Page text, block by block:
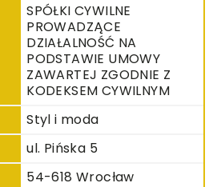
SPÓŁKI CYWILNE
PROWADZĄCE
DZIAŁALNOŚĆ NA
PODSTAWIE UMOWY
ZAWARTEJ ZGODNIE Z
KODEKSEM CYWILNYM
Styl i moda
ul. Pińska 5
54-618 Wrocław